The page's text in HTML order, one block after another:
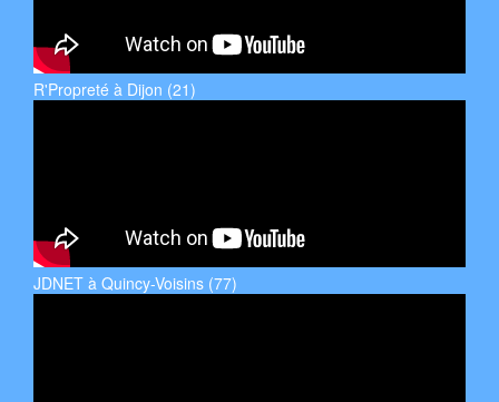
R'Propreté à Dijon (21)
JDNET à Quincy-Voisins (77)